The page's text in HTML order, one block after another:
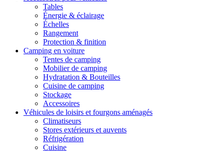
Tables
Énergie & éclairage
Échelles
Rangement
Protection & finition
Camping en voiture
Tentes de camping
Mobilier de camping
Hydratation & Bouteilles
Cuisine de camping
Stockage
Accessoires
Véhicules de loisirs et fourgons aménagés
Climatiseurs
Stores extérieurs et auvents
Réfrigération
Cuisine